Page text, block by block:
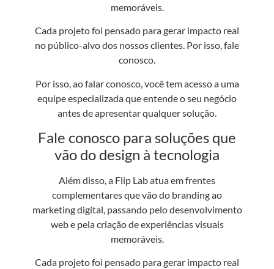
memoráveis.
Cada projeto foi pensado para gerar impacto real
no público-alvo dos nossos clientes. Por isso, fale
conosco.
Por isso, ao falar conosco, você tem acesso a uma
equipe especializada que entende o seu negócio
antes de apresentar qualquer solução.
Fale conosco para soluções que
vão do design à tecnologia
Além disso, a Flip Lab atua em frentes
complementares que vão do branding ao
marketing digital, passando pelo desenvolvimento
web e pela criação de experiências visuais
memoráveis.
Cada projeto foi pensado para gerar impacto real